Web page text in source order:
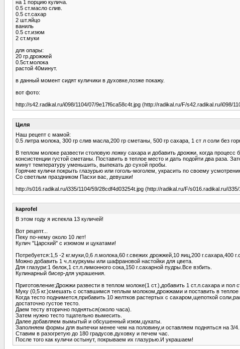
на 1 порцию кулича.
0.5 ст.масло слив.
0.5 ст.сахар
2 шт.яйцо
ваниль
0.5 ст.изюм
2 ст.муки
для опары:
20 гр.дрожжей
0.5ст.молока
растой 40минут.
в данный момент сидят куличики в духовке,позже покажу.
вот фото:
http://s42.radikal.ru/i098/1104/07/9e17f6ca58c4t.jpg (http://radikal.ru/F/s42.radikal.ru/i098/
Циля
Наш рецепт с мамой:
0.5 литра молока, 300 гр слив масла,200 гр сметаны, 500 гр сахара, 1 ст л соли без
В теплом молоке развести столовую ложку сахара и добавить дрожжи, когда
консистенции густой сметаны. Поставить в теплое место и дать подойти два раза.
минут температуру уменьшить, выпекать до сухой пробы.
Горячие куличи покрыть глазурью или гоголь-моголем, украсить по своему
Со светлым праздником Пасхи вас, девушки!
http://s016.radikal.ru/i335/1104/59/28cdf4d03254t.jpg (http://radikal.ru/F/s016.radikal.ru/
kaprofel
В этом году я испекла 13 куличей!
Вот рецепт...
Пеку по-нему около 10 лет!
Кулич "Царский" с изюмом и цукатами!
Потребуется:1,5 -2 кг.муки,0,6 л.молока,60 г.свежих дрожжей,10 яиц,200 г.сахара,400
Можно добавить 1 ч.л.куркумы или шафрановой настойки для цвета.
Для глазури:1 белок,1 ст.л.лимонного сока,150 г.сахарной пудры.Все взбить.
Кулинарный бисер-для украшения.
Приготовление:Дрожжи развести в теплом молоке(1 ст.),добавить 1 ст.л.сахара и пол
Муку (0,5 кг.)смешать с оставшимся теплым молоком,дрожжами и поставить в теплое
Когда тесто поднимется,прибавить 10 желтков растертых с сахаром,щепоткой
достаточно густое тесто.
Даем тесту вторично подняться(около часа).
Затем нужно тесто тщательно вымесить.
Далее добавляем вымытый и обсушенный изюм,цукаты.
Заполняем формы для выпечки менее чем на половину,и оставляем подняться на 3/4.
Ставим в разогретую до 180 градусов.духовку и печем час.
После того как куличи остынут, покрываем их глазурью.И украшаем!